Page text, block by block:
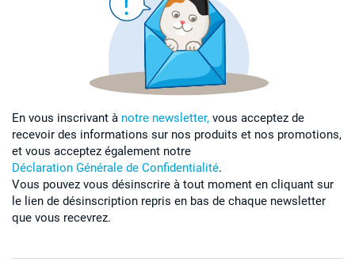
En vous inscrivant à notre newsletter, vous acceptez de
recevoir des informations sur nos produits et nos promotions,
et vous acceptez également notre
Déclaration Générale de Confidentialité.
Vous pouvez vous désinscrire à tout moment en cliquant sur
le lien de désinscription repris en bas de chaque newsletter
que vous recevrez.